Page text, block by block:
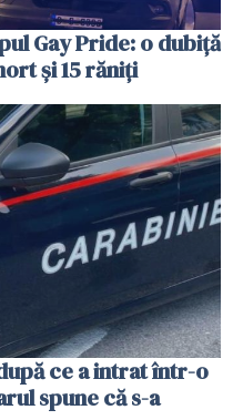
Gay Pride: o dubiță
și 15 răniți
ce a intrat într-o
spune că s-a